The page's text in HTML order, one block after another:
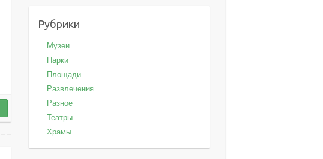
Рубрики
Музеи
Парки
Площади
Развлечения
Разное
Театры
Храмы